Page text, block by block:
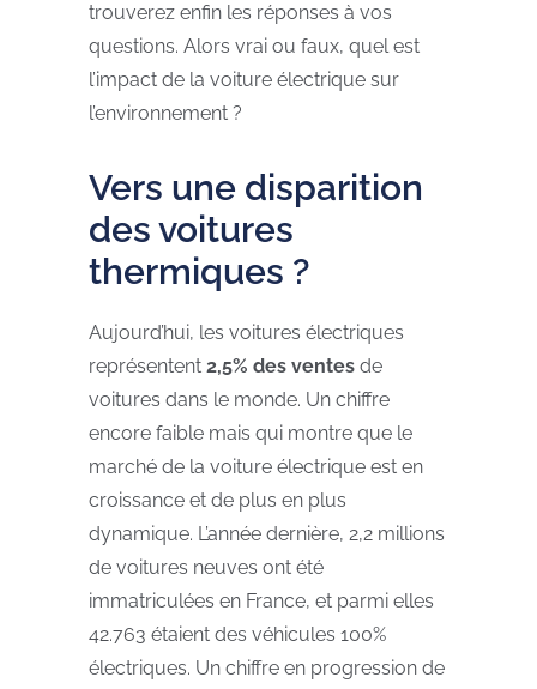
trouverez enfin les réponses à vos
questions. Alors vrai ou faux, quel est
l’impact de la voiture électrique sur
l’environnement ?
Vers une disparition
des voitures
thermiques ?
Aujourd’hui, les voitures électriques
représentent 2,5% des ventes de
voitures dans le monde. Un chiffre
encore faible mais qui montre que le
marché de la voiture électrique est en
croissance et de plus en plus
dynamique. L’année dernière, 2,2 millions
de voitures neuves ont été
immatriculées en France, et parmi elles
42.763 étaient des véhicules 100%
électriques. Un chiffre en progression de